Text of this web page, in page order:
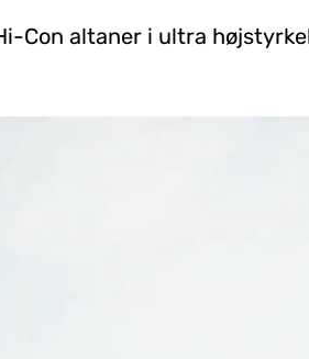
Con altaner i ultra